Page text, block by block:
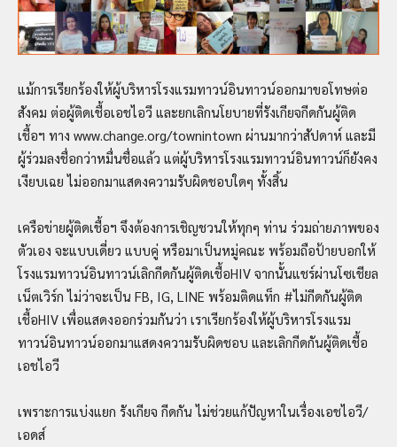
แม้การเรียกร้องให้ผู้บริหารโรงแรมทาวน์อินทาวน์ออกมาขอโทษต่อ
สังคม ต่อผู้ติดเชื้อเอชไอวี และยกเลิกนโยบายที่รังเกียจกีดกันผู้ติด
เชื้อฯ ทาง www.change.org/townintown ผ่านมากว่าสัปดาห์ และมี
ผู้ร่วมลงชื่อกว่าหมื่นชื่อแล้ว แต่ผู้บริหารโรงแรมทาวน์อินทาวน์ก็ยังคง
เงียบเฉย ไม่ออกมาแสดงความรับผิดชอบใดๆ ทั้งสิ้น
เครือข่ายผู้ติดเชื้อฯ จึงต้องการเชิญชวนให้ทุกๆ ท่าน ร่วมถ่ายภาพของ
ตัวเอง จะแบบเดี่ยว แบบคู่ หรือมาเป็นหมู่คณะ พร้อมถือป้ายบอกให้
โรงแรมทาวน์อินทาวน์เลิกกีดกันผู้ติดเชื้อHIV จากนั้นแชร์ผ่านโซเชียล
เน็ตเวิร์ก ไม่ว่าจะเป็น FB, IG, LINE พร้อมติดแท็ก #ไม่กีดกันผู้ติด
เชื้อHIV เพื่อแสดงออกร่วมกันว่า เราเรียกร้องให้ผู้บริหารโรงแรม
ทาวน์อินทาวน์ออกมาแสดงความรับผิดชอบ และเลิกกีดกันผู้ติดเชื้อ
เอชไอวี
เพราะการแบ่งแยก รังเกียจ กีดกัน ไม่ช่วยแก้ปัญหาในเรื่องเอชไอวี/
เอดส์